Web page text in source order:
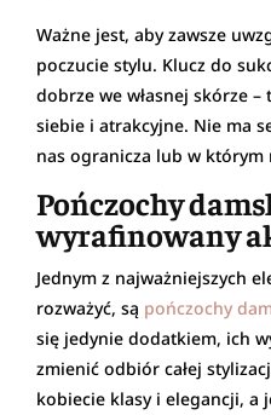
Ważne jest, aby zawsze
poczucie stylu. Klucz do
dobrze we własnej skórze
siebie i atrakcyjne. Nie ma
nas ogranicza lub w
Pończochy
wyrafinowany
Jednym z najważniejszych
rozważyć, są pończochy
się jedynie dodatkiem, ich
zmienić odbiór całej
kobiecie klasy i elegancji, a